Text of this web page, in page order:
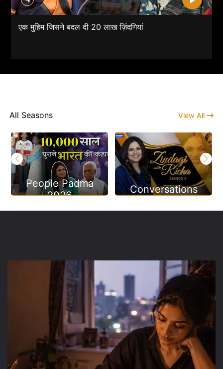
एक मुहिम जिसने बदल दी 20 लाख ज़िंदगियां
All Seasons View All
People Padma
2026
Conversations